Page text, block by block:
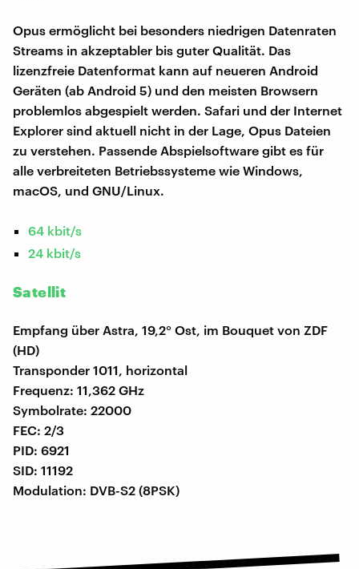
Opus ermöglicht bei besonders niedrigen Datenraten
Streams in akzeptabler bis guter Qualität. Das
lizenzfreie Datenformat kann auf neueren Android
Geräten (ab Android 5) und den meisten Browsern
problemlos abgespielt werden. Safari und der Internet
Explorer sind aktuell nicht in der Lage, Opus Dateien
zu verstehen. Passende Abspielsoftware gibt es für
alle verbreiteten Betriebssysteme wie Windows,
macOS, und GNU/Linux.
64 kbit/s
24 kbit/s
Satellit
Empfang über Astra, 19,2° Ost, im Bouquet von ZDF
(HD)
Transponder 1011, horizontal
Frequenz: 11,362 GHz
Symbolrate: 22000
FEC: 2/3
PID: 6921
SID: 11192
Modulation: DVB-S2 (8PSK)